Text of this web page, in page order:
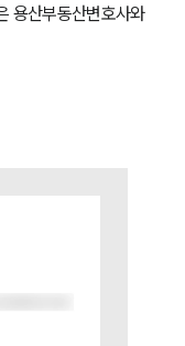
용산부동산변호사와